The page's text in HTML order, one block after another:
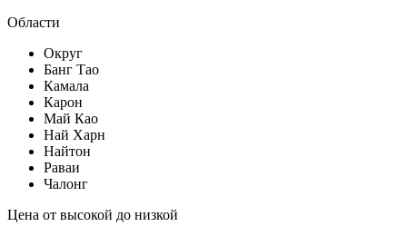
Области
Округ
Банг Тао
Камала
Карон
Май Као
Най Харн
Найтон
Раваи
Чалонг
Цена от высокой до низкой